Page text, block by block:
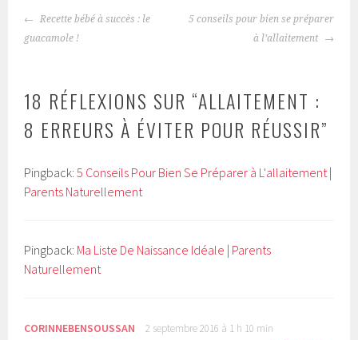
NAVIGATION
DES
Recette bébé à succès : le
guacamole !
5 conseils pour bien se préparer
à l’allaitement
18 RÉFLEXIONS SUR “ALLAITEMENT :
8 ERREURS À ÉVITER POUR RÉUSSIR”
Pingback:5 Conseils Pour Bien Se Préparer à L'allaitement |
Parents Naturellement
Pingback: Ma Liste De Naissance Idéale | Parents
Naturellement
CORINNEBENSOUSSAN 2 septembre 2016 à 1 h 10 min